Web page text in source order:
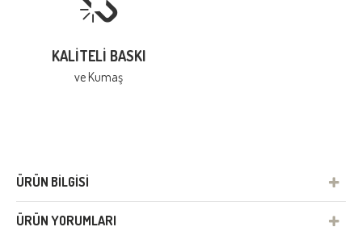
KALITELI BASKI
ve Kumaş
ÜRÜN BILGISI
ÜRÜN YORUMLARI